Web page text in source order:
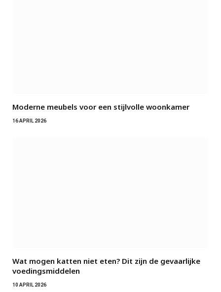
Moderne meubels voor een stijlvolle woonkamer
16 APRIL 2026
Wat mogen katten niet eten? Dit zijn de gevaarlijke
voedingsmiddelen
10 APRIL 2026